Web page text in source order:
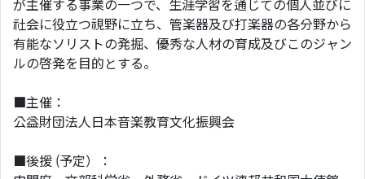
が主催する事業の一つで、生涯学習を通じての個人並びに
社会に役立つ視野に立ち、管楽器及び打楽器の各分野から
有能なソリストの発掘、優秀な人材の育成及びこのジャン
ルの啓発を目的とする。
■主催：
公益財団法人日本音楽教育文化振興会
■後援 (予定）：